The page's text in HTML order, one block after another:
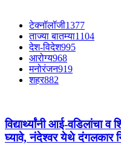
टेक्नॉलॉजी1377
ताज्या बातम्या1104
देश-विदेश995
आरोग्य968
मनोरंजन919
शहर882
विद्यार्थ्यांनी आई-वडिलांचा
घ्यावे, नंदेश्वर येथे दंगलकार